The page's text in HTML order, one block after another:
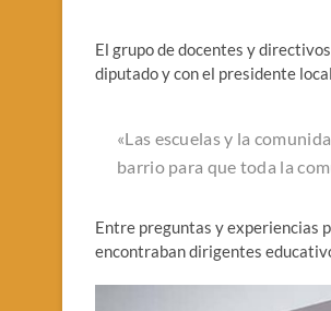
El grupo de docentes y
diputado y con el presidente
«Las escuelas y la
barrio para que toda la
Entre preguntas y experiencias
encontraban dirigentes